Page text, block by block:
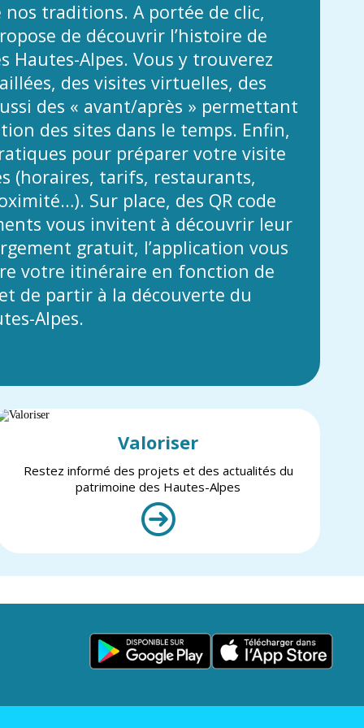
traditions. A portée de clic,
de découvrir l’histoire de
Hautes-Alpes. Vous y trouverez
des visites virtuelles, des
des « avant/après » permettant
des sites dans le temps. Enfin,
pour préparer votre visite
(horaires, tarifs, restaurants,
Sur place, des QR code
vous invitent à découvrir leur
gratuit, l’application vous
votre itinéraire en fonction de
de partir à la découverte du
Alpes.
Valoriser
Restez informé des projets et des actualités du
patrimoine des Hautes-Alpes